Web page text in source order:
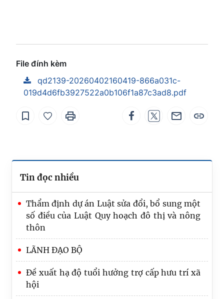
File đính kèm
qd2139-20260402160419-866a031c-
019d4d6fb3927522a0b106f1a87c3ad8.pdf
Tin đọc nhiều
Thẩm định dự án Luật sửa đổi, bổ sung một
số điều của Luật Quy hoạch đô thị và nông
thôn
LÃNH ĐẠO BỘ
Đề xuất hạ độ tuổi hưởng trợ cấp hưu trí xã
hội